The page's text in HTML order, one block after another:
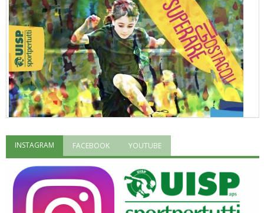
"Superare gli ostacoli": la relazione di Tiziano Pesce al CN Uisp
INSTAGRAM FACEBOOK YOUTUBE